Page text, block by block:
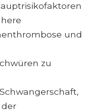
und
zu
der